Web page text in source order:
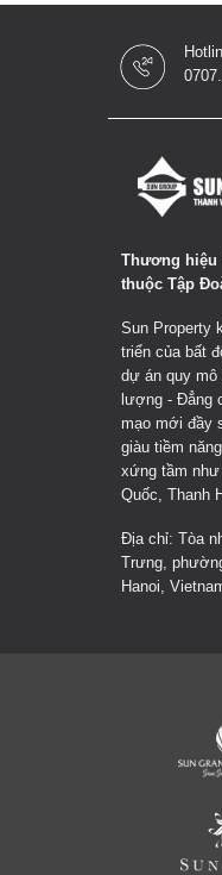
Thương hiệu
thuộc Tập
Sun Property
triển của bất
dự án quy mô
lượng - Đẳng
mạo mới đầy
giàu tiềm
xứng tầm như
Quốc, Thanh
Địa chỉ: Tòa
Trưng,
Hanoi,